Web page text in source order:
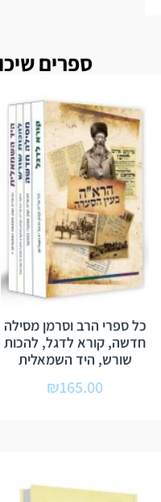
ספרים
כל ספרי הרב וסרמן מסילה
חדשה, קורא לדגל, להכות
שורש, היד השמאלית
₪165.00